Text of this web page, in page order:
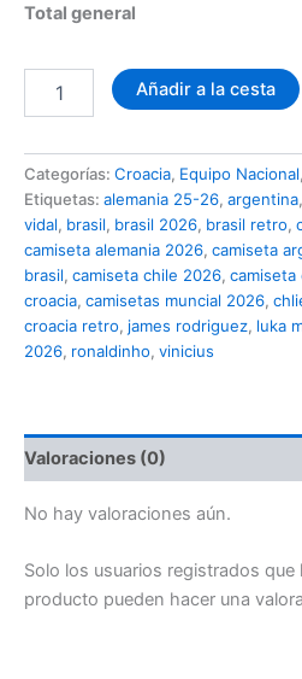
Total general
Croacia
1998
cantidad
Añadir a la cesta
Categorías: Croacia, Equipo Nacional
Etiquetas: alemania 25-26, argentina,
vidal, brasil, brasil 2026, brasil retro,
camiseta alemania 2026, camiseta
brasil, camiseta chile 2026, camiseta
croacia, camisetas muncial 2026,
croacia retro, james rodriguez, luka
2026, ronaldinho, vinicius
Valoraciones (0)
No hay valoraciones aún.
Solo los usuarios registrados
producto pueden hacer una